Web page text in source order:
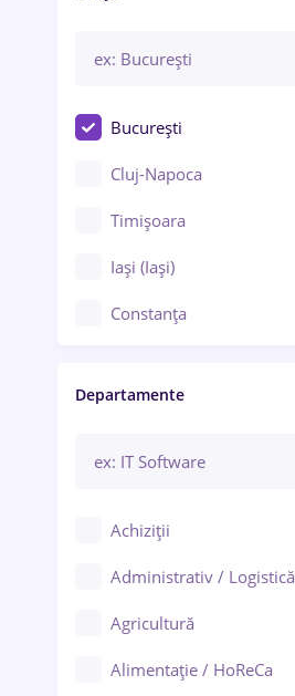
București
Cluj-Napoca
Timișoara
Iași (Iași)
Constanța
Brașov
Bacău
Galați (Galați)
Ploiești
Departamente
Achiziții
Administrativ / Logistică
Agricultură
Alimentație / HoReCa